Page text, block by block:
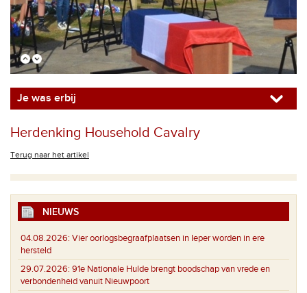
Je was erbij
Herdenking Household Cavalry
Terug naar het artikel
NIEUWS
04.08.2026: Vier oorlogsbegraafplaatsen in Ieper worden in ere
hersteld
29.07.2026: 91e Nationale Hulde brengt boodschap van vrede en
verbondenheid vanuit Nieuwpoort